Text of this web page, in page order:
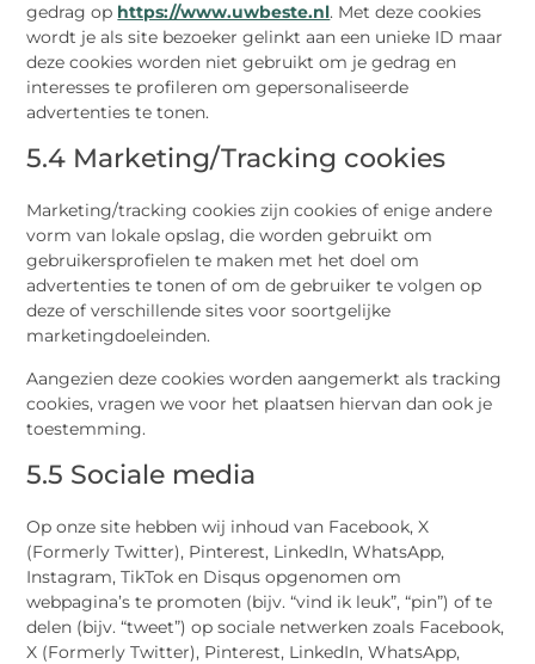
gedrag op https://www.uwbeste.nl. Met deze cookies
wordt je als site bezoeker gelinkt aan een unieke ID maar
deze cookies worden niet gebruikt om je gedrag en
interesses te profileren om gepersonaliseerde
advertenties te tonen.
5.4 Marketing/Tracking cookies
Marketing/tracking cookies zijn cookies of enige andere
vorm van lokale opslag, die worden gebruikt om
gebruikersprofielen te maken met het doel om
advertenties te tonen of om de gebruiker te volgen op
deze of verschillende sites voor soortgelijke
marketingdoeleinden.
Aangezien deze cookies worden aangemerkt als tracking
cookies, vragen we voor het plaatsen hiervan dan ook je
toestemming.
5.5 Sociale media
Op onze site hebben wij inhoud van Facebook, X
(Formerly Twitter), Pinterest, LinkedIn, WhatsApp,
Instagram, TikTok en Disqus opgenomen om
webpagina’s te promoten (bijv. “vind ik leuk”, “pin”) of te
delen (bijv. “tweet”) op sociale netwerken zoals Facebook,
X (Formerly Twitter), Pinterest, LinkedIn, WhatsApp,